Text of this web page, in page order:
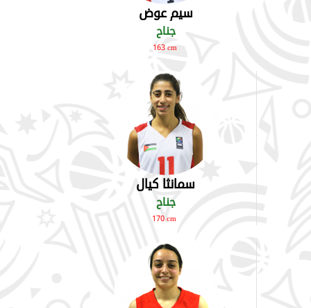
سيم عوض
جناح
163 cm
سمانثا كيال
جناح
170 cm